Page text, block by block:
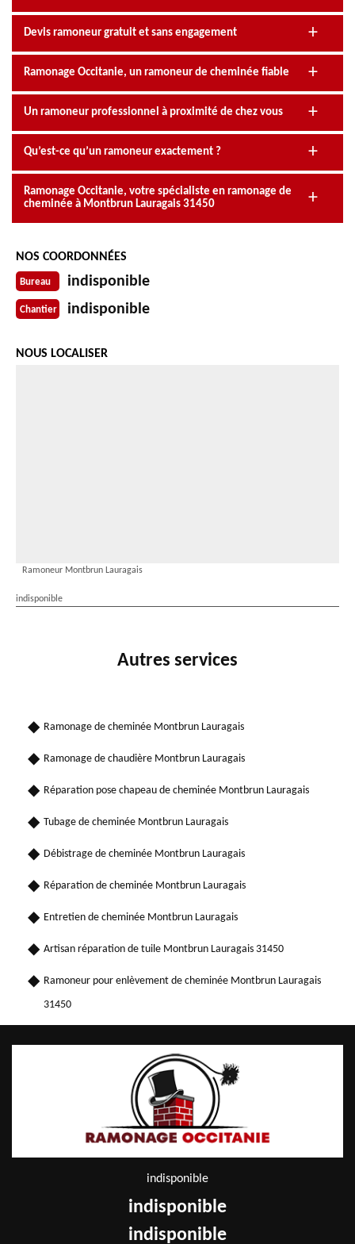
Devis ramoneur gratuit et sans engagement
Ramonage Occitanie, un ramoneur de cheminée fiable
Un ramoneur professionnel à proximité de chez vous
Qu’est-ce qu’un ramoneur exactement ?
Ramonage Occitanie, votre spécialiste en ramonage de
cheminée à Montbrun Lauragais 31450
NOS COORDONNÉES
Bureau indisponible
Chantier indisponible
NOUS LOCALISER
Ramoneur Montbrun Lauragais
indisponible
Autres services
Ramonage de cheminée Montbrun Lauragais
Ramonage de chaudière Montbrun Lauragais
Réparation pose chapeau de cheminée Montbrun Lauragais
Tubage de cheminée Montbrun Lauragais
Débistrage de cheminée Montbrun Lauragais
Réparation de cheminée Montbrun Lauragais
Entretien de cheminée Montbrun Lauragais
Artisan réparation de tuile Montbrun Lauragais 31450
Ramoneur pour enlèvement de cheminée Montbrun Lauragais
31450
indisponible
indisponible
indisponible